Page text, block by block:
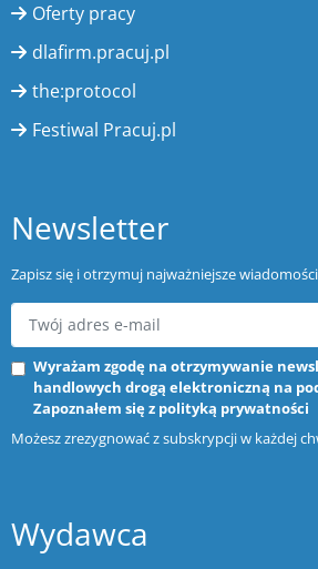
Oferty pracy
dlafirm.pracuj.pl
the:protocol
Festiwal Pracuj.pl
Newsletter
Zapisz się i otrzymuj najważniejsze
Wyrażam zgodę na otrzymywanie
handlowych drogą elektroniczną na
Zapoznałem się z polityką prywatności
Możesz zrezygnować z subskrypcji w każdej
Wydawca